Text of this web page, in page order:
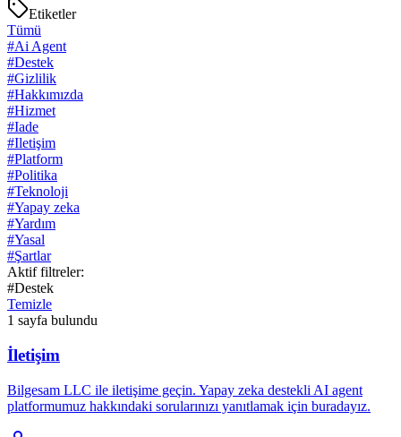
Etiketler
Tümü
#Ai Agent
#Destek
#Gizlilik
#Hakkımızda
#Hizmet
#Iade
#Iletişim
#Platform
#Politika
#Teknoloji
#Yapay zeka
#Yardım
#Yasal
#Şartlar
Aktif filtreler:
#Destek
Temizle
1 sayfa bulundu
İletişim
Bilgesam LLC ile iletişime geçin. Yapay zeka destekli AI agent
platformumuz hakkındaki sorularınızı yanıtlamak için buradayız.